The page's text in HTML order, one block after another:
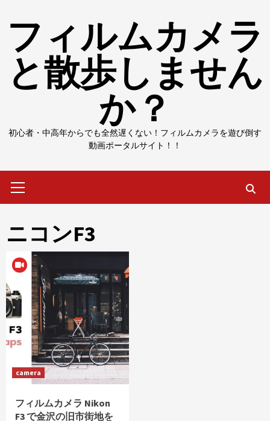
content
フィルムカメラ
と散歩しません
か？
初心者・中高年からでも全然遅くない！フィルムカメラを遊び倒す
動画ポータルサイト！！
Menu
ニコンF3
camera
フィルムカメラ Nikon
F3 で金沢の旧市街地を